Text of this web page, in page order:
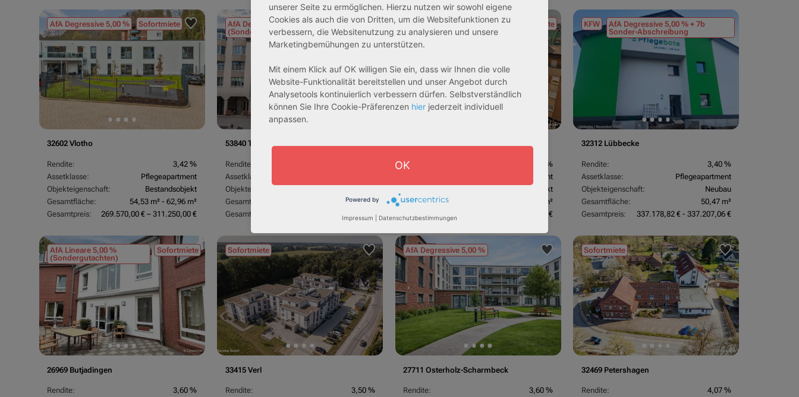
AfA Degressive 5,00 % Sofortmiete
32602 Vlotho
Rendite:
3,42 %
Assetklasse:
Pflegeapartment
Objekteigenschaft:
Bestandsobjekt
Gesamtfläche:
54,53 m² - 62,96 m²
Gesamtpreis:
269.570,00 € – 311.250,00 €
AfA Degressive 5,00 %
(Sondergutachten)
Sofortmiete
53840 Troisdorf
Rendite:
Assetklasse:
Objekteigenschaft:
Gesamtfläche:
87,17 m² - 153,66 m²
Gesamtpreis:
243.651,89 € - 429.392,43 €
AfA Lineare 5,00 %
(Sondergutachten)
Sofortmiete
Rendite:
3,70 %
Pflegeapartment
Bestandsobjekt
Gesamtfläche:
75,17 m² - 97,67 m²
Gesamtpreis:
210.120,00 € - 273.003,24 €
KFW
AfA Degressive 5,00 % + 7b
Sonder-Abschreibung
32312 Lübbecke
Rendite:
3,40 %
Assetklasse:
Pflegeapartment
Objekteigenschaft:
Neubau
Gesamtfläche:
50,47 m²
Gesamtpreis:
337.178,82 € - 337.207,06 €
AfA Lineare 5,00 %
(Sondergutachten)
Sofortmiete
26969 Butjadingen
Rendite:
3,60 %
Sofortmiete
33415 Verl
Rendite:
3,50 %
AfA Degressive 5,00 %
27711 Osterholz-Scharmbeck
Rendite:
3,60 %
Sofortmiete
32469 Petershagen
Rendite:
4,07 %
unserer Seite zu ermöglichen. Hierzu nutzen wir sowohl eigene
Cookies als auch die von Dritten, um die Websitefunktionen zu
verbessern, die Websitenutzung zu analysieren und unsere
Marketingbemühungen zu unterstützen.
Mit einem Klick auf OK willigen Sie ein, dass wir Ihnen die volle
Website-Funktionalität bereitstellen und unser Angebot durch
Analysetools kontinuierlich verbessern dürfen. Selbstverständlich
können Sie Ihre Cookie-Präferenzen hier jederzeit individuell
anpassen.
OK
Powered by
Impressum Datenschutzbestimmungen